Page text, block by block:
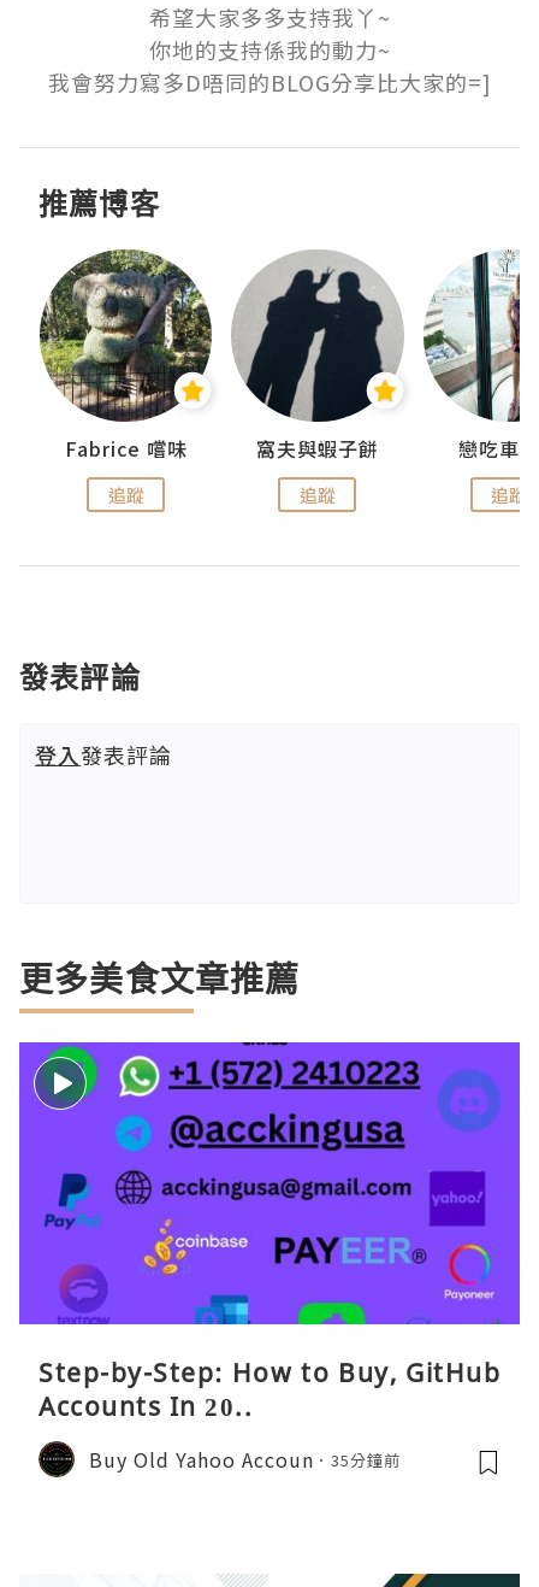
希望大家多多支持我丫~
你地的支持係我的動力~
我會努力寫多D唔同的BLOG分享比大家的=]
推薦博客
Fabrice 嚐味
追蹤
窩夫與蝦子餅
追蹤
戀吃車
追蹤
發表評論
登入發表評論
更多美食文章推薦
Step-by-Step: How to Buy, GitHub
Accounts In 20..
Buy Old Yahoo Accoun 35分鐘前